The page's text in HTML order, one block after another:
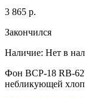
3 865 р.
Закончился
Наличие: Нет в
Фон BCP-18 RB-
небликующей